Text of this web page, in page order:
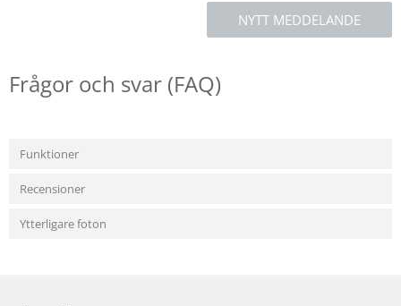
NYTT MEDDELANDE
Frågor och svar (FAQ)
Funktioner
Recensioner
Ytterligare foton